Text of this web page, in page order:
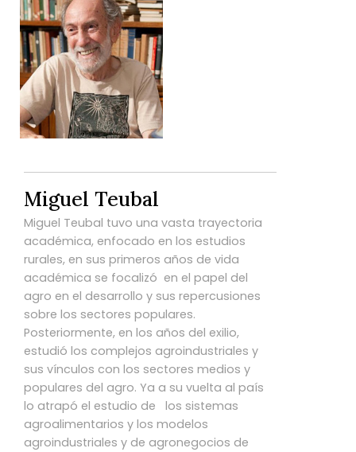
Miguel Teubal
Miguel Teubal tuvo una vasta trayectoria
académica, enfocado en los estudios
rurales, en sus primeros años de vida
académica se focalizó en el papel del
agro en el desarrollo y sus repercusiones
sobre los sectores populares.
Posteriormente, en los años del exilio,
estudió los complejos agroindustriales y
sus vínculos con los sectores medios y
populares del agro. Ya a su vuelta al país
lo atrapó el estudio de los sistemas
agroalimentarios y los modelos
agroindustriales y de agronegocios de